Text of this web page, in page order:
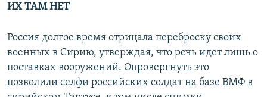
ИХ ТАМ НЕТ
Россия долгое время отрицала переброску своих
военных в Сирию, утверждая, что речь идет лишь о
поставках вооружений. Опровергнуть это
позволили селфи российских солдат на базе ВМФ в